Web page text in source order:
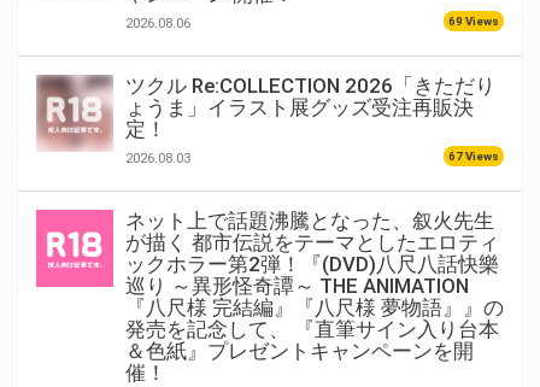
2026.08.06 69 Views
ツクル Re:COLLECTION 2026「きただり
ょうま」イラスト展グッズ受注再販決
定！
2026.08.03 67 Views
ネット上で話題沸騰となった、叙火先生
が描く 都市伝説をテーマとしたエロティ
ックホラー第2弾！『(DVD)八尺八話快樂
巡り ～異形怪奇譚～ THE ANIMATION
『八尺様 完結編』『八尺様 夢物語』』の
発売を記念して、 『直筆サイン入り台本
＆色紙』プレゼントキャンペーンを開
催！